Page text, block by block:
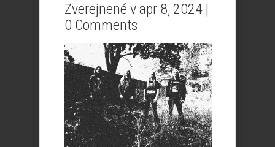
Zverejnené v apr 8, 2024 |
0 Comments